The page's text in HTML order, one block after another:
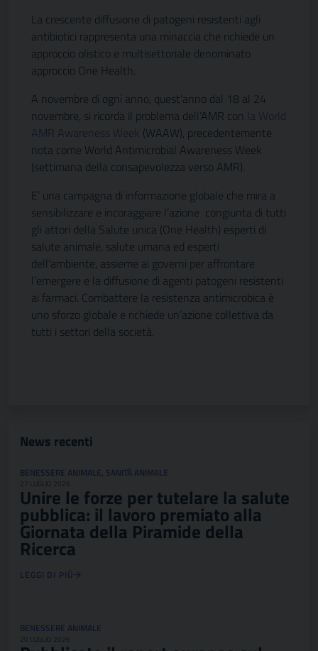
La crescente diffusione di patogeni resistenti agli
antibiotici rappresenta una minaccia che richiede un
approccio olistico e multisettoriale denominato
approccio One Health.
A novembre di ogni anno, quest’anno dal 18 al 24
novembre, si ricorda il problema dell’AMR con
la World
AMR Awareness Week (WAAW), precedentemente
nota come World Antimicrobial Awareness Week
(settimana della consapevolezza verso AMR).
E’ una campagna di informazione globale che mira a
sensibilizzare e incoraggiare l’azione congiunta di tutti
gli attori della Salute unica (One Health) esperti di
salute animale, salute umana ed esperti
dell’ambiente, assieme ai governi per affrontare
l’emergere e la diffusione di agenti patogeni resistenti
ai farmaci. Combattere la resistenza antimicrobica è
uno sforzo globale e richiede un’azione collettiva da
tutti i settori della società.
News recenti
BENESSERE ANIMALE, SANITÀ ANIMALE
27 LUGLIO 2026
Unire le forze per tutelare la salute
pubblica: il lavoro premiato alla
Giornata della Piramide della
Ricerca
LEGGI DI PIÙ
BENESSERE ANIMALE
20 LUGLIO 2026